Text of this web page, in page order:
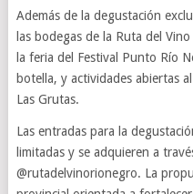
Además de la degustación
las bodegas de la Ruta del
la feria del Festival Punto Río
botella, y actividades abiertas
Las Grutas.
Las entradas para la
limitadas y se adquieren a
@rutadelvinorionegro. La